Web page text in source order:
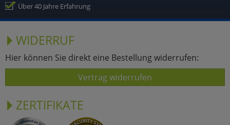
Über 40 Jahre Erfahrung
WIDERRUF
Hier können Sie direkt eine Bestellung widerrufen:
Vertrag widerrufen
ZERTIFIKATE